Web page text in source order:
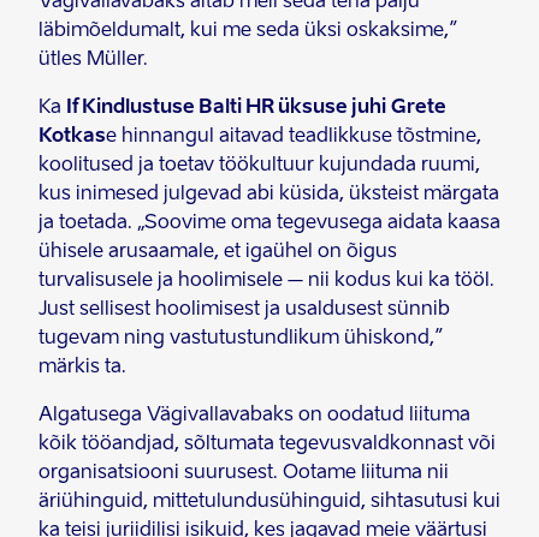
läbimõeldumalt, kui me seda üksi oskaksime,”
ütles Müller.
Ka If Kindlustuse Balti HR üksuse juhi Grete
Kotkase hinnangul aitavad teadlikkuse tõstmine,
koolitused ja toetav töökultuur kujundada ruumi,
kus inimesed julgevad abi küsida, üksteist märgata
ja toetada. „Soovime oma tegevusega aidata kaasa
ühisele arusaamale, et igaühel on õigus
turvalisusele ja hoolimisele – nii kodus kui ka tööl.
Just sellisest hoolimisest ja usaldusest sünnib
tugevam ning vastutustundlikum ühiskond,”
märkis ta.
Algatusega Vägivallavabaks on oodatud liituma
kõik tööandjad, sõltumata tegevusvaldkonnast või
organisatsiooni suurusest. Ootame liituma nii
äriühinguid, mittetulundusühinguid, sihtasutusi kui
ka teisi juriidilisi isikuid, kes jagavad meie väärtusi